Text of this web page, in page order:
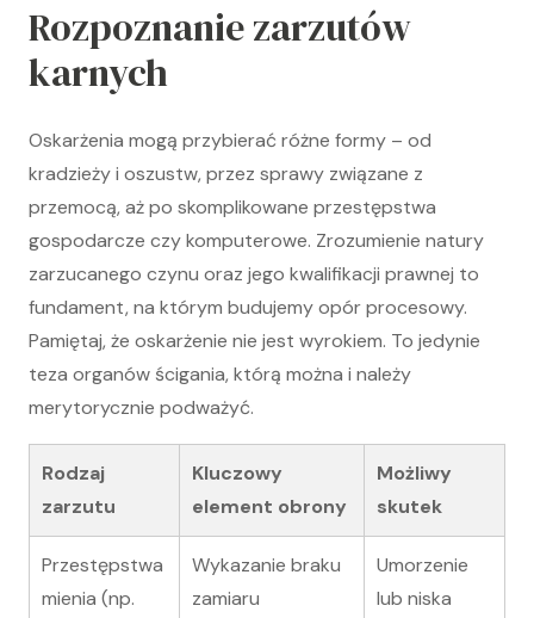
Rozpoznanie zarzutów
karnych
Oskarżenia mogą przybierać różne formy – od
kradzieży i oszustw, przez sprawy związane z
przemocą, aż po skomplikowane przestępstwa
gospodarcze czy komputerowe. Zrozumienie natury
zarzucanego czynu oraz jego kwalifikacji prawnej to
fundament, na którym budujemy opór procesowy.
Pamiętaj, że oskarżenie nie jest wyrokiem. To jedynie
teza organów ścigania, którą można i należy
merytorycznie podważyć.
Rodzaj
zarzutu
Kluczowy
element obrony
Możliwy
skutek
Przestępstwa
mienia (np.
Wykazanie braku
zamiaru
Umorzenie
lub niska